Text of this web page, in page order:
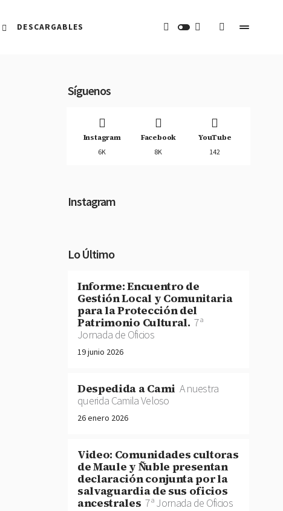
DESCARGABLES
Síguenos
Instagram
6K
Facebook
8K
YouTube
142
Instagram
Lo Último
Informe: Encuentro de
Gestión Local y Comunitaria
para la Protección del
Patrimonio Cultural. 7ª
Jornada de Oficios
19 junio 2026
Despedida a Cami A nuestra
querida Camila Veloso
26 enero 2026
Video: Comunidades cultoras
de Maule y Ñuble presentan
declaración conjunta por la
salvaguardia de sus oficios
ancestrales 7ª Jornada de Oficios